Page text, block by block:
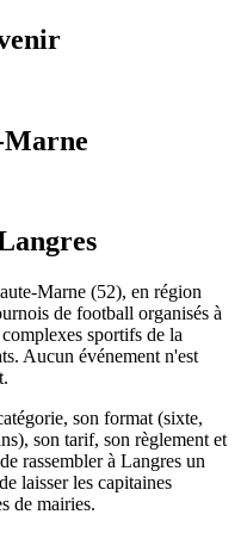
Marne (52), en région
de football organisés à
sportifs de la
Aucun événement n'est
son format (sixte,
son tarif, son règlement et
rassembler à Langres un
laisser les capitaines
de mairies.